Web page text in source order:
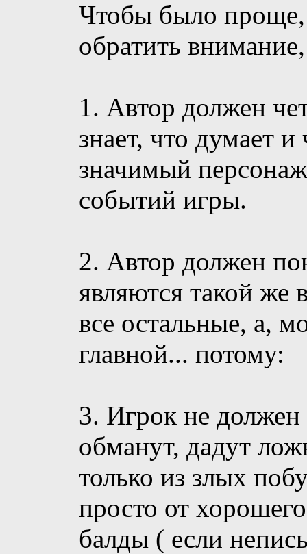
Чтобы было проще,
обратить
1. Автор должен
знает, что думает
значимый
событий игры.
2. Автор должен
являются такой же
все остальные, а,
главной... потому:
3. Игрок не должен
обманут, дадут
только из злых
просто от
балды ( если